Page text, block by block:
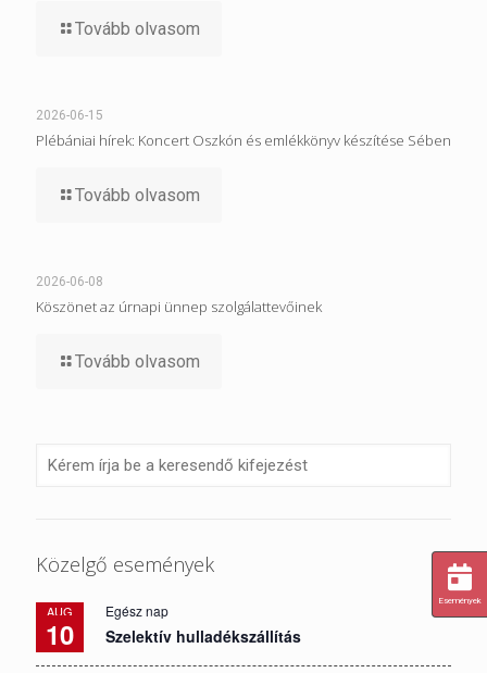
Tovább olvasom
2026-06-15
Plébániai hírek: Koncert Oszkón és emlékkönyv készítése Sében
Tovább olvasom
2026-06-08
Köszönet az úrnapi ünnep szolgálattevőinek
Tovább olvasom
Közelgő események
AUG
10
Egész nap
Szelektív hulladékszállítás
Események